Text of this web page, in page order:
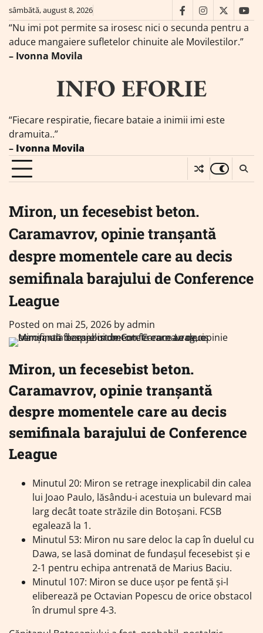
Skip
content
sâmbătă, august 8, 2026 facebookinstagram
twitter
“Nu imi pot permite sa irosesc nici o secunda pentru a
aduce mangaiere sufletelor chinuite ale Movilestilor.”
– Ivonna Movila
INFO EFORIE
“Fiecare respiratie, fiecare bataie a inimii imi este
dramuita..”
– Ivonna Movila
Miron, un fecesebist beton.
Caramavrov, opinie tranșantă
despre momentele care au decis
semifinala barajului de Conference
League
Posted on mai 25, 2026 byadmin
Miron, un fecesebist beton.
Caramavrov, opinie tranșantă
despre momentele care au decis
semifinala barajului de Conference
League
Minutul 20: Miron se retrage inexplicabil din calea
lui Joao Paulo, lăsându-i acestuia un bulevard mai
larg decât toate străzile din Botoșani. FCSB
egalează la 1.
Minutul 53: Miron nu sare deloc la cap în duelul cu
Dawa, se lasă dominat de fundașul fecesebist și e
2-1 pentru echipa antrenată de Marius Baciu.
Minutul 107: Miron se duce ușor pe fentă și-l
eliberează pe Octavian Popescu de orice obstacol
în drumul spre 4-3.